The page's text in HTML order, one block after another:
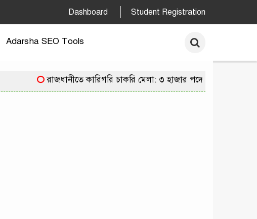
Dashboard Student Registration
Adarsha SEO Tools
রাজধানীতে কারিগরি চাকরি মেলা: ৩ হাজার পদে নিয়োগের